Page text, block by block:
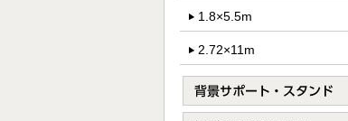
1.8×5.5m
2.72×11m